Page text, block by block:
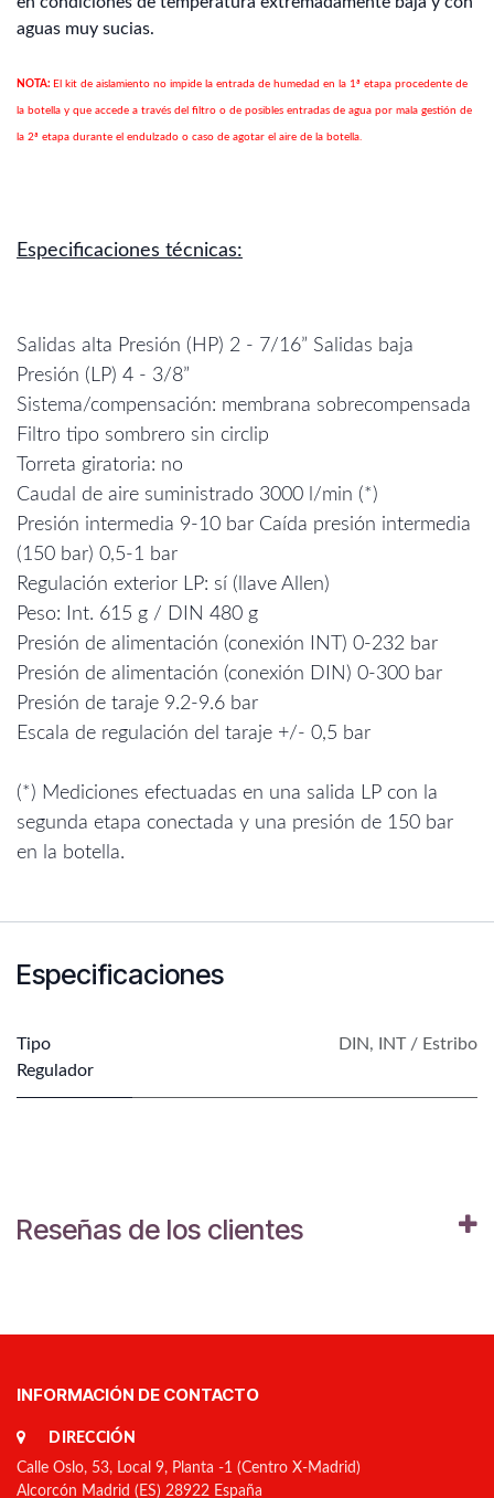
aguas muy sucias.
NOTA: El kit de aislamiento no impide la entrada de humedad en la 1ª etapa procedente de
la botella y que accede a través del filtro o de posibles entradas de agua por mala gestión de
la 2ª etapa durante el endulzado o caso de agotar el aire de la botella.
Especificaciones técnicas:
Salidas alta Presión (HP) 2 - 7/16” Salidas baja
Presión (LP) 4 - 3/8”
Sistema/compensación: membrana sobrecompensada
Filtro tipo sombrero sin circlip
Torreta giratoria: no
Caudal de aire suministrado 3000 l/min (*)
Presión intermedia 9-10 bar Caída presión intermedia
(150 bar) 0,5-1 bar
Regulación exterior LP: sí (llave Allen)
Peso: Int. 615 g / DIN 480 g
Presión de alimentación (conexión INT) 0-232 bar
Presión de alimentación (conexión DIN) 0-300 bar
Presión de taraje 9.2-9.6 bar
Escala de regulación del taraje +/- 0,5 bar
(*) Mediciones efectuadas en una salida LP con la
segunda etapa conectada y una presión de 150 bar
en la botella.
Especificaciones
Tipo
Regulador
DIN, INT / Estribo
Reseñas de los clientes
INFORMACIÓN DE CONTACTO
DIRECCIÓN
Calle Oslo, 53, Local 9, Planta -1 (Centro X-Madrid)
Alcorcón Madrid (ES) 28922 España